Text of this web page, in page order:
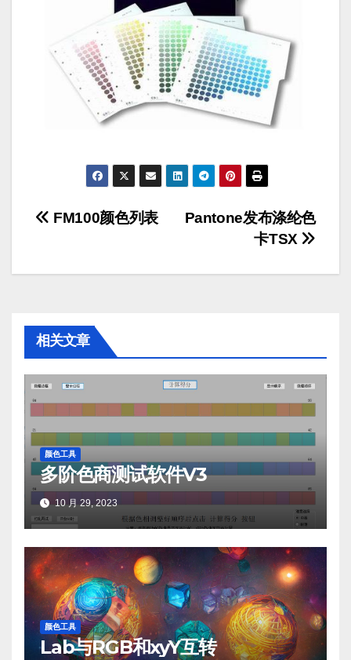
文
航
Pantone发布涤纶色
卡TSX
FM100颜色列表
相关文章
颜色工具
多阶色商测试软件V3
10 月 29, 2023
颜色工具
Lab与RGB和xyY互转